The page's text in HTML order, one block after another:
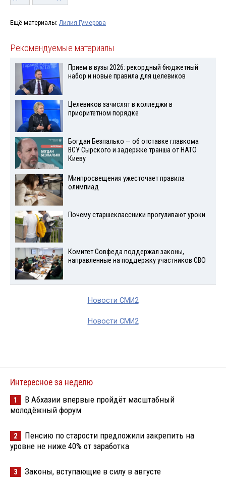
Ещё материалы: Лилия Гумерова
Рекомендуемые материалы
Прием в вузы 2026: рекордный бюджетный
набор и новые правила для целевиков
Целевиков зачислят в колледжи в
приоритетном порядке
Богдан Безпалько — об отставке главкома
ВСУ Сырского и задержке транша от НАТО
Киеву
Минпросвещения ужесточает правила
олимпиад
Почему старшеклассники прогуливают уроки
Комитет Совфеда поддержал законы,
направленные на поддержку участников СВО
Новости СМИ2
Новости СМИ2
Интересное за неделю
1
В Абхазии впервые пройдёт масштабный
молодёжный форум
2
Пенсию по старости предложили закрепить на
уровне не ниже 40% от заработка
3 Законы, вступающие в силу в августе